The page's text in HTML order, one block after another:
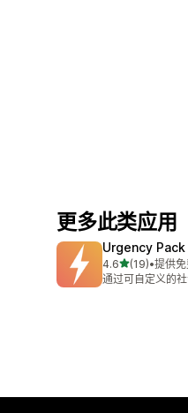
更多此类应用
Urgency
4.6星（满分 5 星
(19)
总共 19 条评论
•提供
通过可自定义的